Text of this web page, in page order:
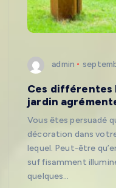
admin
Ces différentes
jardin
Vous êtes persuadé
décoration dans
lequel. Peut-être
suffisamment
quelques…